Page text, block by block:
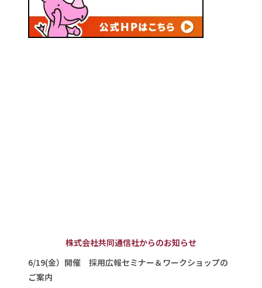
株式会社共同通信社からのお知らせ
6/19(金）開催 採用広報セミナー＆ワークショップの
ご案内